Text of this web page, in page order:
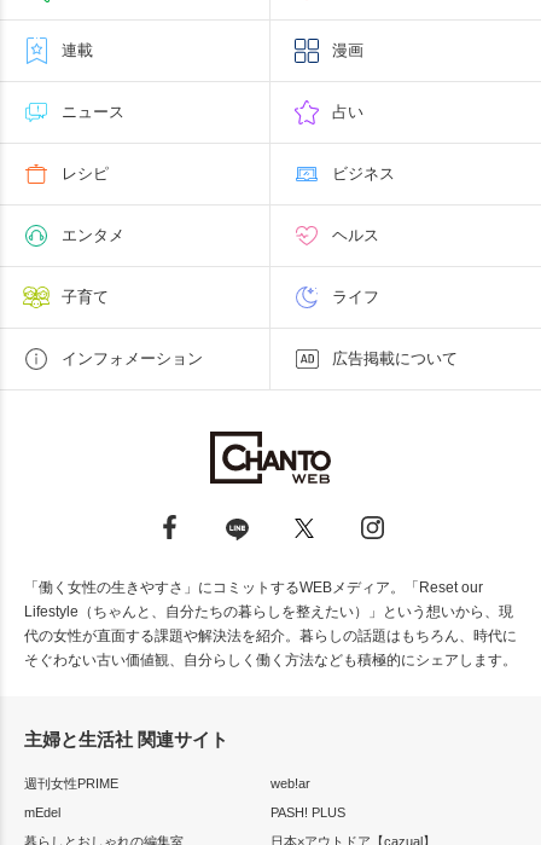
連載 漫画
ニュース 占い
レシピ ビジネス
エンタメ ヘルス
子育て ライフ
インフォメーション 広告掲載について
「働く女性の生きやすさ」にコミットするWEBメディア。「Reset our
Lifestyle（ちゃんと、自分たちの暮らしを整えたい）」という想いから、現
代の女性が直面する課題や解決法を紹介。暮らしの話題はもちろん、時代に
そぐわない古い価値観、自分らしく働く方法なども積極的にシェアします。
主婦と生活社 関連サイト
週刊女性PRIME
web!ar
mEdel
PASH! PLUS
暮らしとおしゃれの編集室
日本×アウトドア【cazual】